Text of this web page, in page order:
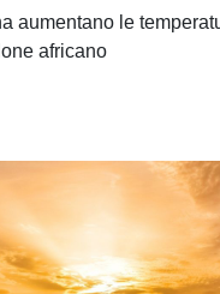
aumentano le
africano